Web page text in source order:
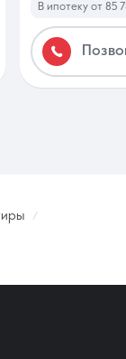
В ипотеку от 85